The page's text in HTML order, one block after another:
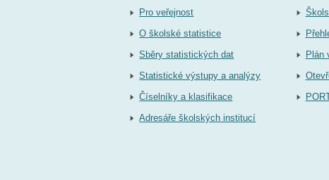
Pro veřejnost
O školské statistice
Sběry statistických dat
Statistické výstupy a analýzy
Číselníky a klasifikace
Adresáře školských institucí
Plán